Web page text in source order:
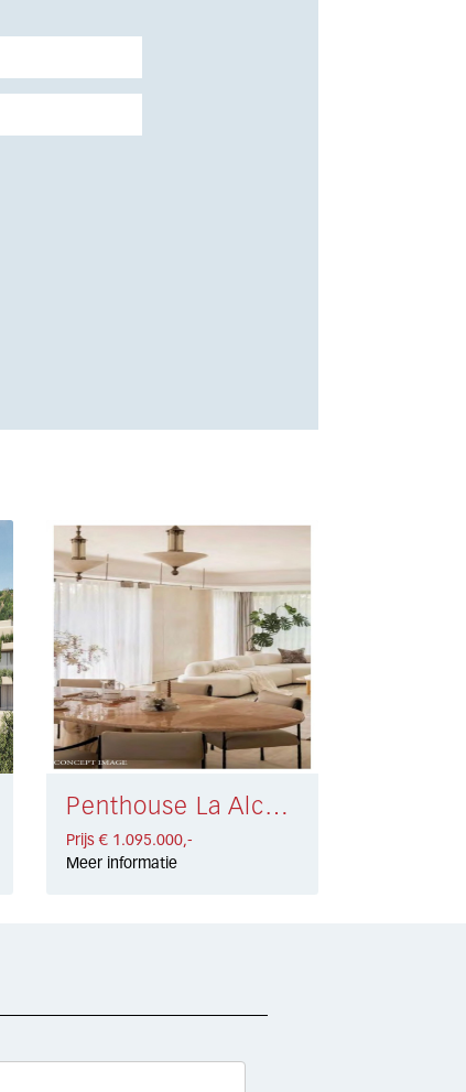
Penthouse La Alcaidesa € 1.095.000,-
Prijs € 1.095.000,-
Meer informatie